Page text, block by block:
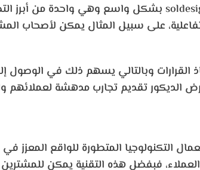
بشكل واسع وهي واحدة من أبرز
على سبيل المثال يمكن لأصحاب
وبالتالي يسهم ذلك في الوصول
الديكور تقديم تجارب مدهشة
التكنولوجيا المتطورة للواقع المعزز
فبفضل هذه التقنية يمكن